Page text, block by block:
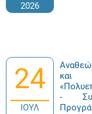
2026
24
ΙΟΥΛ
και
-